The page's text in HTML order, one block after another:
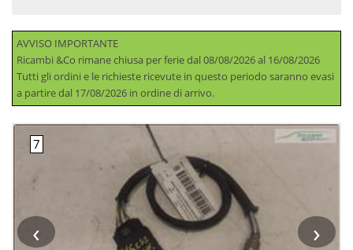
AVVISO IMPORTANTE
Ricambi &Co rimane chiusa per ferie dal 08/08/2026 al 16/08/2026
Tutti gli ordini e le richieste ricevute in questo periodo saranno evasi
a partire dal 17/08/2026 in ordine di arrivo.
‹ ›